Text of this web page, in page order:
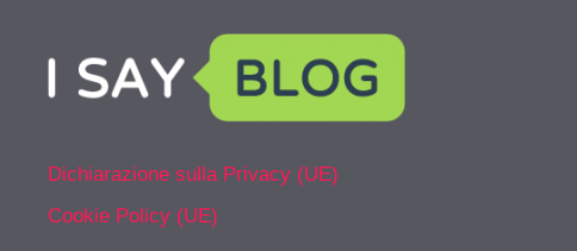
Dichiarazione sulla Privacy (UE)
Cookie Policy (UE)